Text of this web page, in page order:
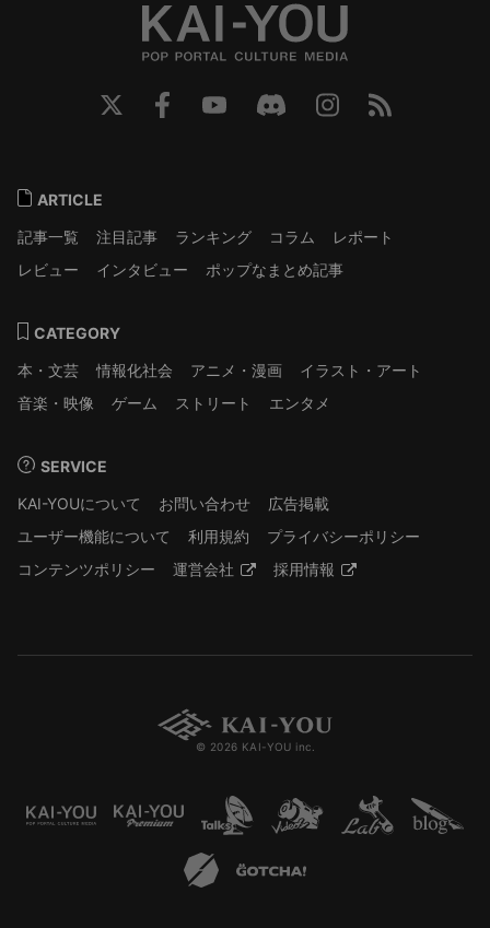
ARTICLE
記事一覧
注目記事 ランキング コラム
レポート
レビュー
インタビュー ポップなまとめ記事
CATEGORY
本・文芸
情報化社会 アニメ・漫画
イラスト・アート
音楽・映像
ゲーム ストリート エンタメ
SERVICE
KAI-YOUについて
お問い合わせ
広告掲載
ユーザー機能について
利用規約
プライバシーポリシー
コンテンツポリシー
運営会社 採用情報
© 2026 KAI-YOU inc.